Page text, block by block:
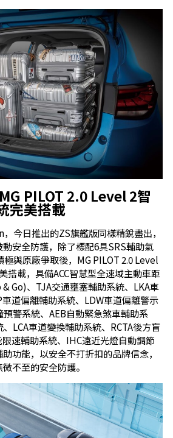
MG PILOT 2.0 Level 2智
完美搭載
今日推出的ZS旗艦版同樣精銳盡出，
安全防護，除了標配6具SRS輔助氣
與原廠爭取後，MG PILOT 2.0 Level
搭載，具備ACC智慧型全速域主動車距
Go)、TJA交通壅塞輔助系統、LKA車
道偏離輔助系統、LDW車道偏離警示
預警系統、AEB自動緊急煞車輔助系
LCA車道變換輔助系統、RCTA後方盲
速輔助系統、IHC遠近光燈自動調節
功能，以安全不打折扣的品牌信念，
不至的安全防護。